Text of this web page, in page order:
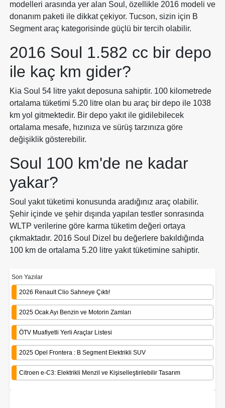
modelleri arasında yer alan Soul, özellikle 2016 modeli ve
donanım paketi ile dikkat çekiyor. Tucson, sizin için B
Segment araç kategorisinde güçlü bir tercih olabilir.
2016 Soul 1.582 cc bir depo
ile kaç km gider?
Kia Soul 54 litre yakıt deposuna sahiptir. 100 kilometrede
ortalama tüketimi 5.20 litre olan bu araç bir depo ile 1038
km yol gitmektedir. Bir depo yakıt ile gidilebilecek
ortalama mesafe, hızınıza ve sürüş tarzınıza göre
değişiklik gösterebilir.
Soul 100 km'de ne kadar
yakar?
Soul yakıt tüketimi konusunda aradığınız araç olabilir.
Şehir içinde ve şehir dışında yapılan testler sonrasında
WLTP verilerine göre karma tüketim değeri ortaya
çıkmaktadır. 2016 Soul Dizel bu değerlere bakıldığında
100 km de ortalama 5.20 litre yakıt tüketimine sahiptir.
Son Yazılar
2026 Renault Clio Sahneye Çıktı!
2025 Ocak Ayı Benzin ve Motorin Zamları
ÖTV Muafiyetli Yerli Araçlar Listesi
2025 Opel Frontera : B Segment Elektrikli SUV
Citroen e-C3: Elektrikli Menzil ve Kişiselleştirilebilir Tasarım